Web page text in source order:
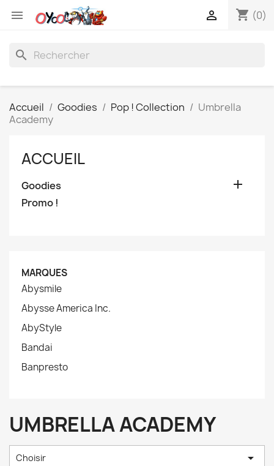
 shopping_cart (0)

search
Accueil Goodies Pop ! Collection
Umbrella
Academy
ACCUEIL
Goodies 
Promo !
MARQUES
Abysmile
Abysse America Inc.
AbyStyle
Bandai
Banpresto
UMBRELLA ACADEMY
Choisir 